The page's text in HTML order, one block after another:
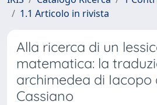
1.1 Articolo in rivista
Alla ricerca di un
matematica: la
archimedea di Iacopo
Cassiano